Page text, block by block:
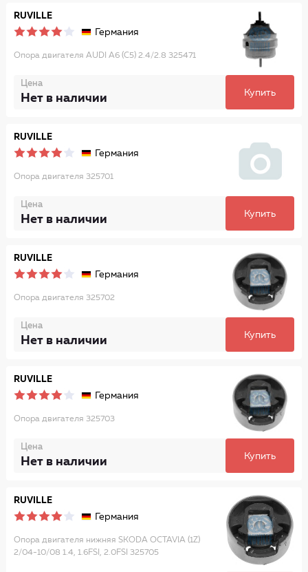
RUVILLE
Германия
Опора двигателя AUDI A6 (C5) 2.4/2.8 325471
Цена
Нет в наличии Купить
RUVILLE
Германия
Опора двигателя 325701
Цена
Нет в наличии Купить
RUVILLE
Германия
Опора двигателя 325702
Цена
Нет в наличии Купить
RUVILLE
Германия
Опора двигателя 325703
Цена
Нет в наличии Купить
RUVILLE
Германия
Опора двигателя нижняя SKODA OCTAVIA (1Z)
2/04-10/08 1.4, 1.6FSI, 2.0FSI 325705